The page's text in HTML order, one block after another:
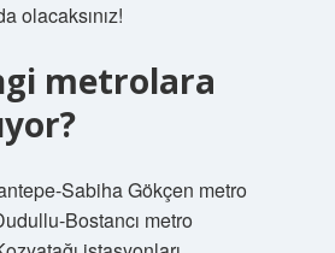
olacaksınız!
metrolara
Sabiha Gökçen metro
Bostancı metro